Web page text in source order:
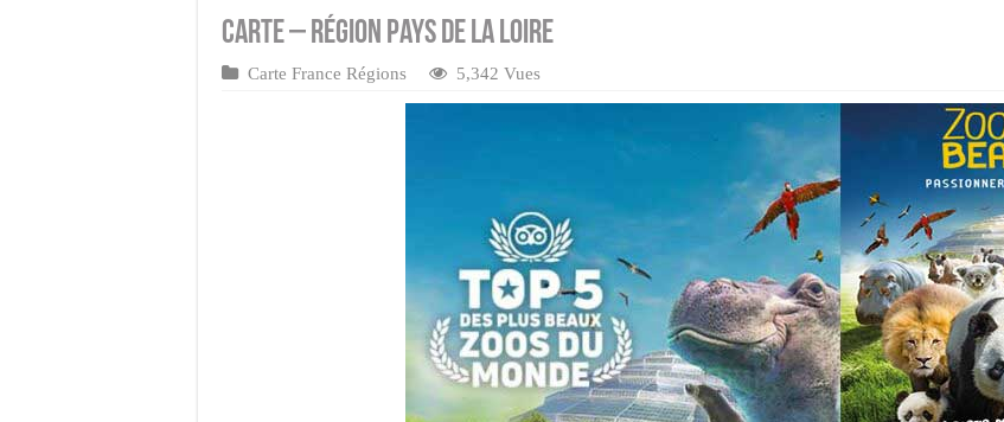
Carte – Région Pays de la Loire
Carte France Régions 5,342 Vues